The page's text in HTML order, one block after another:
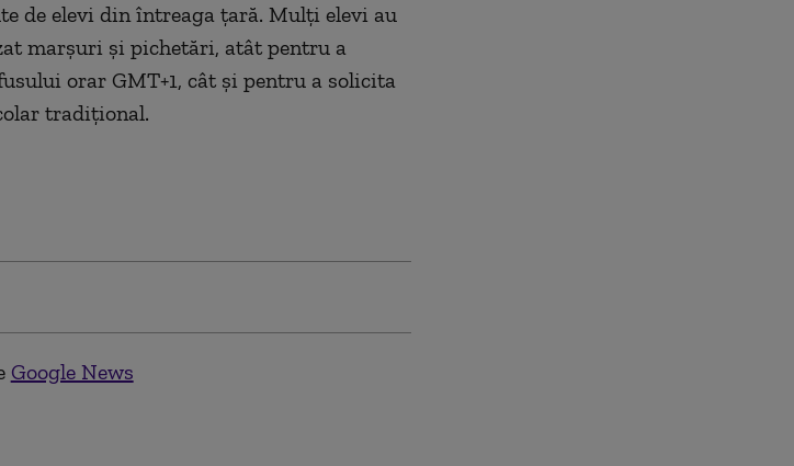
de elevi din întreaga țară. Mulți elevi au
marșuri și pichetări, atât pentru a
orar GMT+1, cât și pentru a solicita
tradițional.
Google News